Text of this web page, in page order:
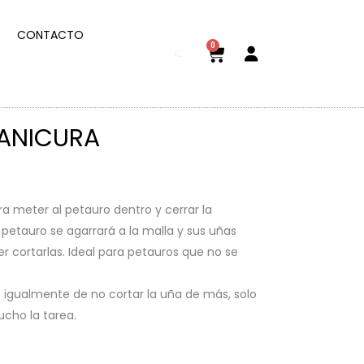
CONTACTO
0
meter al petauro dentro y cerrar la
se agarrará a la malla y sus uñas
cortarlas. Ideal para petauros que no se
de no cortar la uña de más, solo
la tarea.